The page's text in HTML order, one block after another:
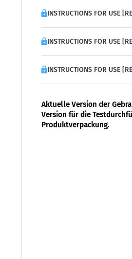
INSTRUCTIONS FOR USE
INSTRUCTIONS FOR USE
INSTRUCTIONS FOR USE
Aktuelle Version der
Version für die
Produktverpackung.